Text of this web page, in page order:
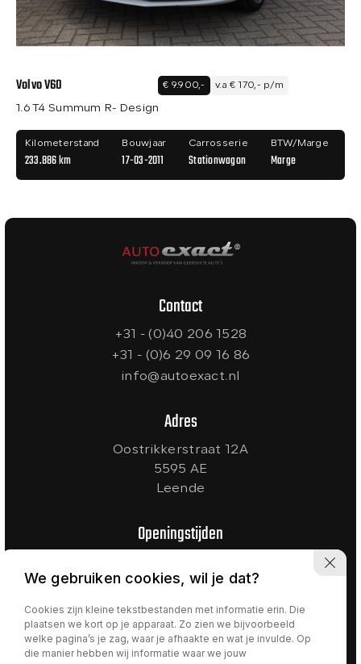
Volvo V60 € 9.900,- v.a € 170,- p/m
1.6 T4 Summum R- Design
Kilometerstand
233.886 km
Bouwjaar
17-03-2011
Carrosserie
Stationwagon
BTW/Marge
Marge
Contact
+31 - (0)40 206 1528
+31 - (0)6 29 09 16 86
info@autoexact.nl
Adres
Oostrikkerstraat 12A
5595 AE
Leende
Openingstijden
Zaterdag:
10:00 - 17:00
Zondag:
Gesloten
We gebruiken cookies, wil je dat?
Cookies zijn kleine tekstbestanden met informatie erin. Die
plaatsen we kort op je apparaat. Zo zien we bijvoorbeeld
welke pagina’s je zag, waar je afhaakte en wat je invulde. Op
die manier hebben wij informatie waar we jouw